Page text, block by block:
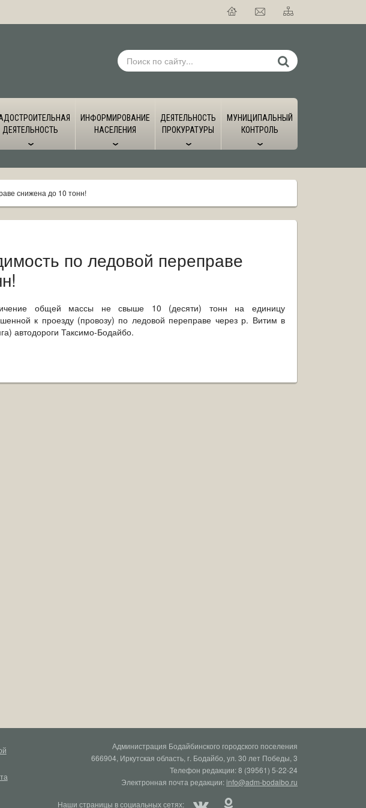
ДЕЯТЕЛЬНОСТЬ
ИНФОРМИРОВАНИЕ
НАСЕЛЕНИЯ
ДЕЯТЕЛЬНОСТЬ
ПРОКУРАТУРЫ
МУНИЦИПАЛЬНЫЙ
КОНТРОЛЬ
снижена до 10 тонн!
по ледовой переправе
общей массы не свыше 10 (десяти) тонн на единицу
к проезду (провозу) по ледовой переправе через р. Витим в
автодороги Таксимо-Бодайбо.
Администрация Бодайбинского городского поселения
666904, Иркутская область, г. Бодайбо, ул. 30 лет Победы, 3
Телефон редакции: 8 (39561) 5-22-24
Электронная почта редакции:info@adm-bodaibo.ru
Наши страницы в социальных сетях: